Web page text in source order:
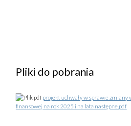
Pliki do pobrania
projekt uchwały w sprawie zmiany
finansowej na rok 2025 i na lata następne.pdf